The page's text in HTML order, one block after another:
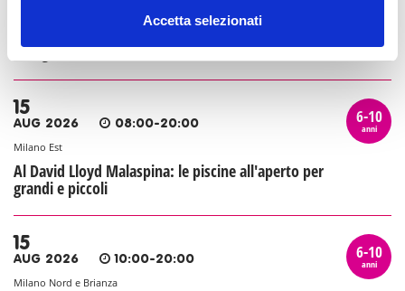
Accetta selezionati
famiglie con Estate al Castello
15
AUG 2026 08:00-20:00
Milano Est
Al David Lloyd Malaspina: le piscine all'aperto per
grandi e piccoli
6-10
anni
15
AUG 2026 10:00-20:00
Milano Nord e Brianza
6-10
anni